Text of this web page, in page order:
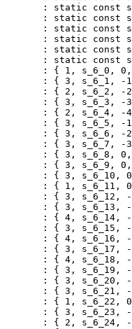
: static const
: static const
: static const
: static const
: static const
: static const
: { 1, s_6_0,
: { 3, s_6_1, -
: { 2, s_6_2, -
: { 3, s_6_3, -
: { 2, s_6_4, -
: { 3, s_6_5, -
: { 3, s_6_6, -
: { 3, s_6_7, -
: { 3, s_6_8,
: { 3, s_6_9,
: { 3, s_6_10,
: { 1, s_6_11,
: { 3, s_6_12,
: { 3, s_6_13,
: { 4, s_6_14,
: { 3, s_6_15,
: { 4, s_6_16,
: { 3, s_6_17,
: { 4, s_6_18,
: { 3, s_6_19,
: { 3, s_6_20,
: { 3, s_6_21,
: { 1, s_6_22,
: { 3, s_6_23,
: { 2, s_6_24,